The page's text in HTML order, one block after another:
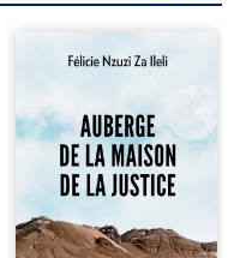
Auberge de la
récit-témoignage
consacré au
parcours
exemplaire de
Mbala Zi Nkuaku
Lema Félix.
Magistrat intègre,